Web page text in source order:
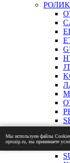
Мы используем файлы
optozip.ru, вы принимаете